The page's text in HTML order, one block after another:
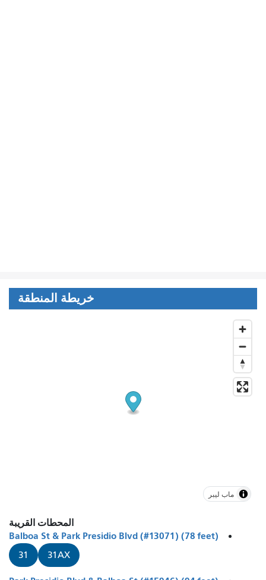
خريطة المنطقة
ماب ليبر
المحطات القريبة
Balboa St & Park Presidio Blvd (#13071) (78 feet)
31 31AX